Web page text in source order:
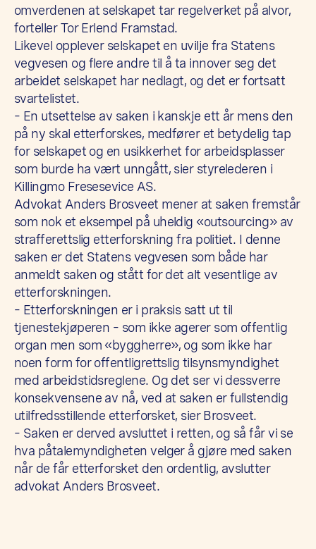
omverdenen at selskapet tar regelverket på alvor,
forteller Tor Erlend Framstad.
Likevel opplever selskapet en uvilje fra Statens
vegvesen og flere andre til å ta innover seg det
arbeidet selskapet har nedlagt, og det er fortsatt
svartelistet.
– En utsettelse av saken i kanskje ett år mens den
på ny skal etterforskes, medfører et betydelig tap
for selskapet og en usikkerhet for arbeidsplasser
som burde ha vært unngått, sier styrelederen i
Killingmo Fresesevice AS.
Advokat Anders Brosveet mener at saken fremstår
som nok et eksempel på uheldig «outsourcing» av
strafferettslig etterforskning fra politiet. I denne
saken er det Statens vegvesen som både har
anmeldt saken og stått for det alt vesentlige av
etterforskningen.
– Etterforskningen er i praksis satt ut til
tjenestekjøperen – som ikke agerer som offentlig
organ men som «byggherre», og som ikke har
noen form for offentligrettslig tilsynsmyndighet
med arbeidstids­reglene. Og det ser vi dessverre
konsekvensene av nå, ved at saken er fullstendig
utilfredsstillende etterforsket, sier Brosveet.
– Saken er derved avsluttet i retten, og så får vi se
hva påtalemyndigheten velger å gjøre med saken
når de får etterforsket den ordentlig, avslutter
advokat Anders Brosveet.